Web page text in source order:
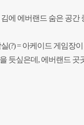
에 에버랜드 숨은 공간
(?) = 아케이드 게임장
듯싶은데, 에버랜드 곳